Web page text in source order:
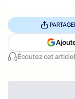
Écoutez cet article